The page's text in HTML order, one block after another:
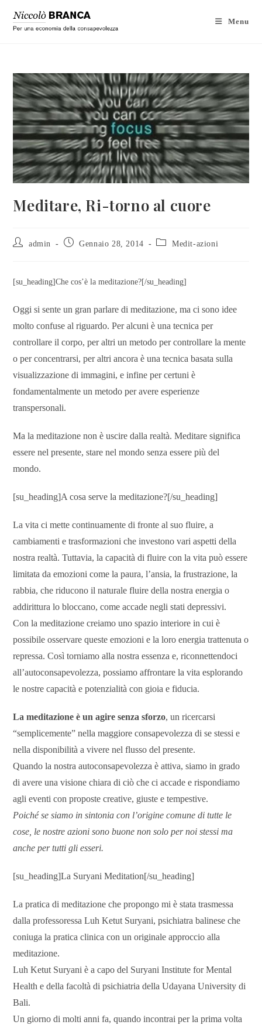
Menu
Meditare, Ri-torno al cuore
admin Gennaio 28, 2014 Medit-azioni
[su_heading]Che cos’è la meditazione?[/su_heading]
Oggi si sente un gran parlare di meditazione, ma ci sono idee
molto confuse al riguardo. Per alcuni è una tecnica per
controllare il corpo, per altri un metodo per controllare la mente
o per concentrarsi, per altri ancora è una tecnica basata sulla
visualizzazione di immagini, e infine per certuni è
fondamentalmente un metodo per avere esperienze
transpersonali.
Ma la meditazione non è uscire dalla realtà. Meditare significa
essere nel presente, stare nel mondo senza essere più del
mondo.
[su_heading]A cosa serve la meditazione?[/su_heading]
La vita ci mette continuamente di fronte al suo fluire, a
cambiamenti e trasformazioni che investono vari aspetti della
nostra realtà. Tuttavia, la capacità di fluire con la vita può essere
limitata da emozioni come la paura, l’ansia, la frustrazione, la
rabbia, che riducono il naturale fluire della nostra energia o
addirittura lo bloccano, come accade negli stati depressivi.
Con la meditazione creiamo uno spazio interiore in cui è
possibile osservare queste emozioni e la loro energia trattenuta o
repressa. Così torniamo alla nostra essenza e, riconnettendoci
all’autoconsapevolezza, possiamo affrontare la vita esplorando
le nostre capacità e potenzialità con gioia e fiducia.
La meditazione è un agire senza sforzo, un ricercarsi
“semplicemente” nella maggiore consapevolezza di se stessi e
nella disponibilità a vivere nel flusso del presente.
Quando la nostra autoconsapevolezza è attiva, siamo in grado
di avere una visione chiara di ciò che ci accade e rispondiamo
agli eventi con proposte creative, giuste e tempestive.
Poiché se siamo in sintonia con l’origine comune di tutte le
cose, le nostre azioni sono buone non solo per noi stessi ma
anche per tutti gli esseri.
[su_heading]La Suryani Meditation[/su_heading]
La pratica di meditazione che propongo mi è stata trasmessa
dalla professoressa Luh Ketut Suryani, psichiatra balinese che
coniuga la pratica clinica con un originale approccio alla
meditazione.
Luh Ketut Suryani è a capo del Suryani Institute for Mental
Health e della facoltà di psichiatria della Udayana University di
Bali.
Un giorno di molti anni fa, quando incontrai per la prima volta